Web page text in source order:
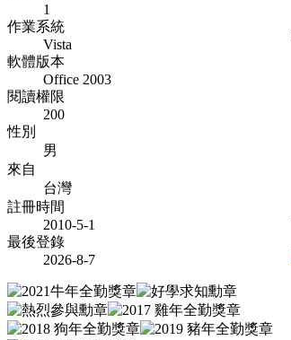
1
作業系統
Vista
軟體版本
Office 2003
閱讀權限
200
性別
男
來自
台灣
註冊時間
2010-5-1
最後登錄
2026-8-7